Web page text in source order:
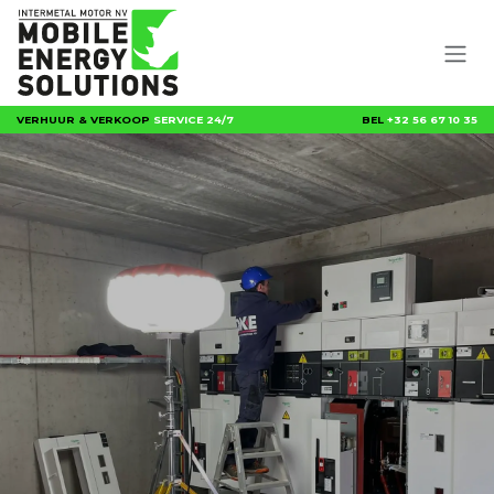
Overslaan naar inhoud
VERHUUR & VERKOOP SERVICE 24/7 BEL +32 56 67 10 35